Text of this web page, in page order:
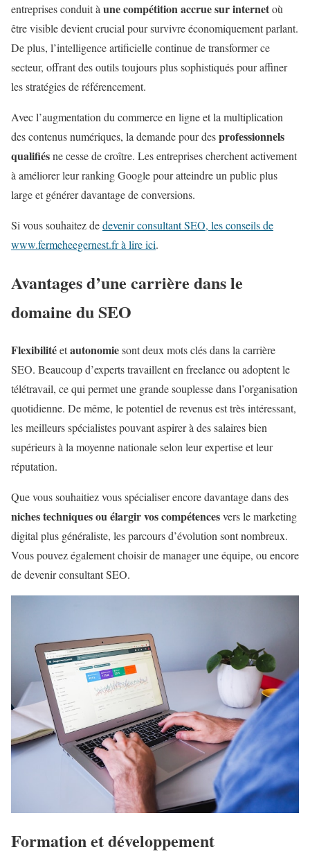
entreprises conduit àune compétition accrue sur internetoù
être visible devient crucial pour survivre économiquement parlant.
De plus, l’intelligence artificielle continue de transformer ce
secteur, offrant des outils toujours plus sophistiqués pour affiner
les stratégies de référencement.
Avec l’augmentation du commerce en ligne et la multiplication
des contenus numériques, la demande pour desprofessionnels
qualifiésne cesse de croître. Les entreprises cherchent activement
à améliorer leur ranking Google pour atteindre un public plus
large et générer davantage de conversions.
Si vous souhaitez dedevenir consultant SEO, les conseils de
www.fermeheegernest.fr à lire ici.
Avantages d’une carrière dans le
domaine du SEO
Flexibilitéetautonomiesont deux mots clés dans la carrière
SEO. Beaucoup d’experts travaillent en freelance ou adoptent le
télétravail, ce qui permet une grande souplesse dans l’organisation
quotidienne. De même, le potentiel de revenus est très intéressant,
les meilleurs spécialistes pouvant aspirer à des salaires bien
supérieurs à la moyenne nationale selon leur expertise et leur
réputation.
Que vous souhaitiez vous spécialiser encore davantage dans des
niches techniques ou élargir vos compétencesvers le marketing
digital plus généraliste, les parcours d’évolution sont nombreux.
Vous pouvez également choisir de manager une équipe, ou encore
de devenir consultant SEO.
Formation et développement